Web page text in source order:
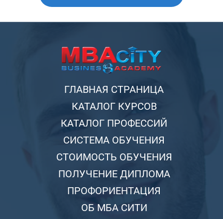
ГЛАВНАЯ СТРАНИЦА
КАТАЛОГ КУРСОВ
КАТАЛОГ ПРОФЕССИЙ
СИСТЕМА ОБУЧЕНИЯ
СТОИМОСТЬ ОБУЧЕНИЯ
ПОЛУЧЕНИЕ ДИПЛОМА
ПРОФОРИЕНТАЦИЯ
ОБ МБА СИТИ